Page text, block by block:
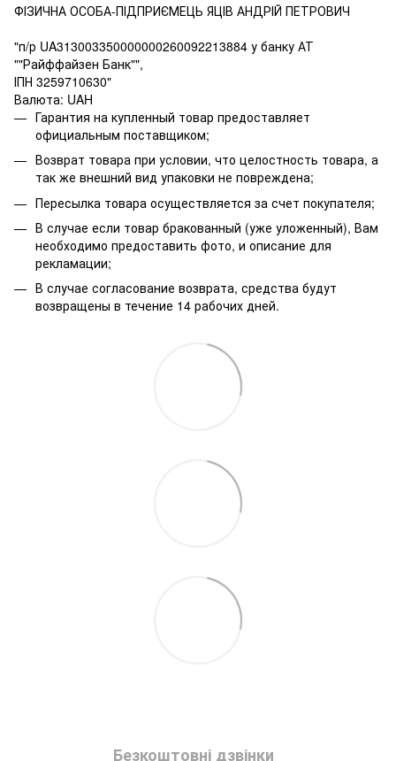
ФІЗИЧНА ОСОБА-ПІДПРИЄМЕЦЬ ЯЦІВ АНДРІЙ ПЕТРОВИЧ
"п/р UA313003350000000260092213884 у банку АТ
""Райффайзен Банк"",
ІПН 3259710630"
Валюта: UAH
Гарантия на купленный товар предоставляет
официальным поставщиком;
Возврат товара при условии, что целостность товара, а
так же внешний вид упаковки не повреждена;
Пересылка товара осуществляется за счет покупателя;
В случае если товар бракованный (уже уложенный), Вам
необходимо предоставить фото, и описание для
рекламации;
В случае согласование возврата, средства будут
возвращены в течение 14 рабочих дней.
Безкоштовні дзвінки